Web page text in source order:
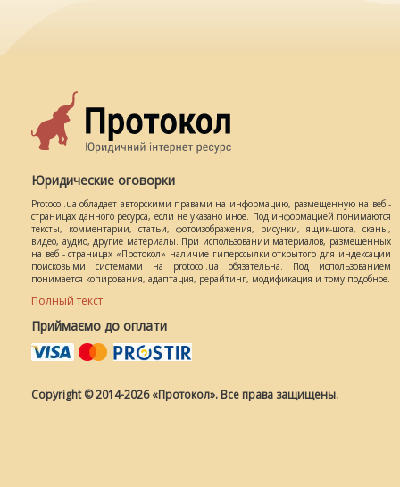
Юридические оговорки
Protocol.ua обладает авторскими правами на информацию, размещенную на веб -
страницах данного ресурса, если не указано иное. Под информацией понимаются
тексты, комментарии, статьи, фотоизображения, рисунки, ящик-шота, сканы,
видео, аудио, другие материалы. При использовании материалов, размещенных
на веб - страницах «Протокол» наличие гиперссылки открытого для индексации
поисковыми системами на protocol.ua обязательна. Под использованием
понимается копирования, адаптация, рерайтинг, модификация и тому подобное.
Полный текст
Приймаємо до оплати
Copyright © 2014-2026 «Протокол». Все права защищены.